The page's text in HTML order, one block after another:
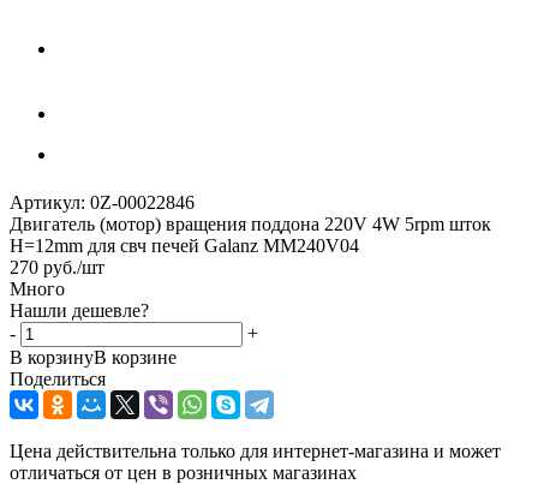
Артикул: 0Z-00022846
Двигатель (мотор) вращения поддона 220V 4W 5rpm шток
H=12mm для свч печей Galanz MM240V04
270 руб./шт
Много
Нашли дешевле?
-
+
В корзинуВ корзине
Поделиться
Цена действительна только для интернет-магазина и может
отличаться от цен в розничных магазинах